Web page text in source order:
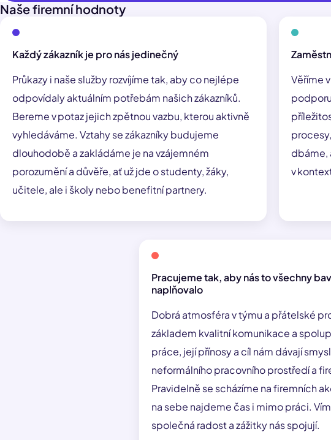
Naše firemní hodnoty
Každý zákazník je pro nás jedinečný
Průkazy i naše služby rozvíjíme tak, aby co nejlépe
odpovídaly aktuálním potřebám našich zákazníků.
Bereme v potaz jejich zpětnou vazbu, kterou aktivně
vyhledáváme. Vztahy se zákazníky budujeme
dlouhodobě a zakládáme je na vzájemném
porozumění a důvěře, ať už jde o studenty, žáky,
učitele, ale i školy nebo benefitní partnery.
Věříme
dbáme,
v
Pracujeme tak, aby nás to všechny
naplňovalo
Dobrá atmosféra v týmu a přátelské
základem kvalitní komunikace a
práce, její přínosy a cíl nám dávají
neformálního pracovního prostředí a
Pravidelně se scházíme na firemních
na sebe najdeme čas i mimo práci.
společná radost a zážitky nás spojují.